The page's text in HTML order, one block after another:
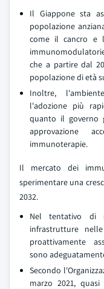
Il Giappone sta
popolazione
come il cancro e
che a partire dal
popolazione di età
Inoltre,
l'adozione più
quanto il governo
approvazione
immunoterapie.
Il mercato dei
sperimentare una
2032.
Nel tentativo di
infrastrutture
proattivamente
sono
Secondo
marzo 2021,